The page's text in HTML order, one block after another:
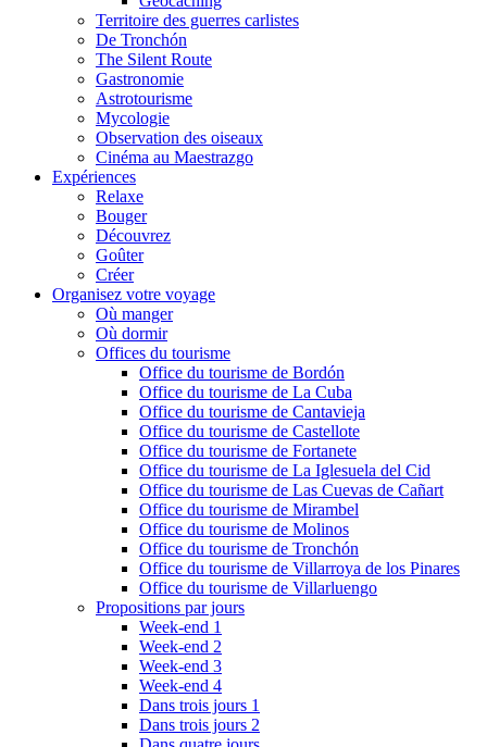
Territoire des guerres carlistes
De Tronchón
The Silent Route
Gastronomie
Astrotourisme
Mycologie
Observation des oiseaux
Cinéma au Maestrazgo
Expériences
Relaxe
Bouger
Découvrez
Goûter
Créer
Organisez votre voyage
Où manger
Où dormir
Offices du tourisme
Office du tourisme de Bordón
Office du tourisme de La Cuba
Office du tourisme de Cantavieja
Office du tourisme de Castellote
Office du tourisme de Fortanete
Office du tourisme de La Iglesuela del Cid
Office du tourisme de Las Cuevas de Cañart
Office du tourisme de Mirambel
Office du tourisme de Molinos
Office du tourisme de Tronchón
Office du tourisme de Villarroya de los Pinares
Office du tourisme de Villarluengo
Propositions par jours
Week-end 1
Week-end 2
Week-end 3
Week-end 4
Dans trois jours 1
Dans trois jours 2